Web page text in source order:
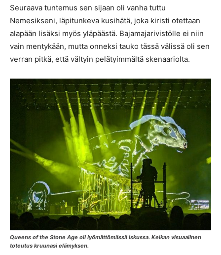
Seuraava tuntemus sen sijaan oli vanha tuttu
Nemesikseni, läpitunkeva kusihätä, joka kiristi otettaan
alapään lisäksi myös yläpäästä. Bajamajarivistölle ei niin
vain mentykään, mutta onneksi tauko tässä välissä oli sen
verran pitkä, että vältyin pelätyimmältä skenaariolta.
Queens of the Stone Age oli lyömättömässä iskussa. Keikan visuaalinen
toteutus kruunasi elämyksen.